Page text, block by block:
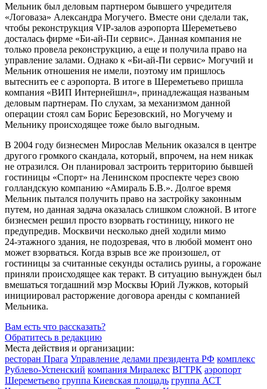
Мельник был деловым партнером бывшего учредителя
«Логоваза» Александра Могучего. Вместе они сделали так,
чтобы реконструкция VIP-залов аэропорта Шереметьево
досталась фирме «Би-ай-Пи сервис». Данная компания не
только провела реконструкцию, а еще и получила право на
управление залами. Однако к «Би-ай-Пи сервис» Могучий и
Мельник отношения не имели, поэтому им пришлось
вытеснить ее с аэропорта. В итоге в Шереметьево пришла
компания «ВИП Интернейшнл», принадлежащая названым
деловым партнерам. По слухам, за механизмом данной
операции стоял сам Борис Березовский, но Могучему и
Мельнику происходящее тоже было выгодным.
В 2004 году бизнесмен Мирослав Мельник оказался в центре
другого громкого скандала, который, впрочем, на нем никак
не отразился. Он планировал застроить территорию бывшей
гостиницы «Спорт» на Ленинском проспекте через свою
голландскую компанию «Амираль Б.В.». Долгое время
Мельник пытался получить право на застройку законным
путем, но данная задача оказалась слишком сложной. В итоге
бизнесмен решил просто взорвать гостиницу, никого не
предупредив. Москвичи несколько дней ходили мимо
24-этажного здания, не подозревая, что в любой момент оно
может взорваться. Когда взрыв все же произошел, от
гостиницы за считанные секунды остались руины, а горожане
приняли происходящее как теракт. В ситуацию вынужден был
вмешаться тогдашний мэр Москвы Юрий Лужков, который
инициировал расторжение договора аренды с компанией
Мельника.
Вам есть что рассказать?
Обратитесь в редакцию
Места действия и организации:
ресторан Прага Управление делами президента РФ комплекс
Рублево-Успенский компания Миралекс ВГТРК аэропорт
Шереметьево группа Киевская площадь группа АСТ